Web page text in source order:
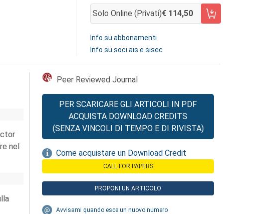
Solo Online (privati) 114,50
AGGIUNGI AL CARRELLO
Info su abbonamenti
Info su soci ais e sisec
nel
Peer Reviewed Journal
PER SCARICARE GLI ARTICOLI IN PDF
ACQUISTA DOWNLOAD CREDITS
(SENZA VINCOLI DI TEMPO E DI RIVISTA)
Come acquistare un Download Credit
CALL FOR PAPERS
PROPONI UN ARTICOLO
Avvisami quando esce un nuovo numero